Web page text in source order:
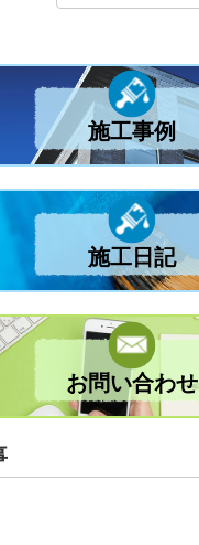
施工事例
施工日記
お問い合わせ